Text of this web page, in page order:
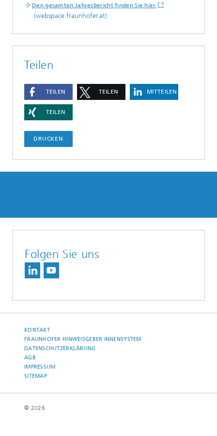
Den gesamten Jahresbericht finden Sie hier.
(webspace.fraunhofer.at)
Teilen
TEILEN TEILEN MITTEILEN
TEILEN
DRUCKEN
Folgen Sie uns
KONTAKT
FRAUNHOFER HINWEISGEBER:INNENSYSTEM
DATENSCHUTZERKLÄRUNG
AGB
IMPRESSUM
SITEMAP
© 2026